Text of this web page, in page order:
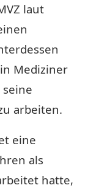
laut
Mediziner
arbeiten.
eine
als
hatte,